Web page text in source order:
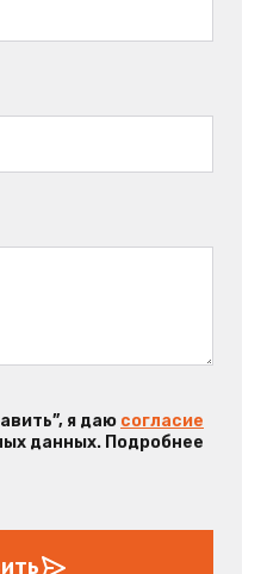
я даю согласие
данных. Подробнее